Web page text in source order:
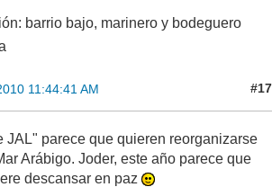
barrio bajo, marinero y bodeguero
11:44:41 AM #17
JAL" parece que quieren reorganizarse
Arábigo. Joder, este año parece que
descansar en paz